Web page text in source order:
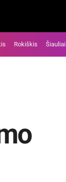
Rokiškis Šiauliai